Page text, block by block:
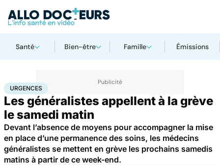
Santé Bien-être Famille Émissions
AccueilSanté Urgences
URGENCES
Les généralistes appellent à la grève
le samedi matin
Devant l’absence de moyens pour accompagner la mise
en place d’une permanence des soins, les médecins
généralistes se mettent en grève les prochains samedis
matins à partir de ce week-end.